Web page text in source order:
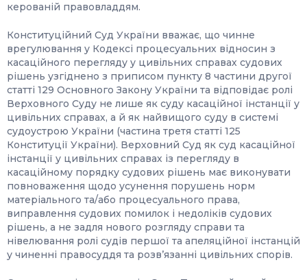
керованій правовладдям.
Конституційний Суд України вважає, що чинне
врегулювання у Кодексі процесуальних відносин з
касаційного перегляду у цивільних справах судових
рішень узгіднено з приписом пункту 8 частини другої
статті 129 Основного Закону України та відповідає ролі
Верховного Суду не лише як суду касаційної інстанції у
цивільних справах, а й як найвищого суду в системі
судоустрою України (частина третя статті 125
Конституції України). Верховний Суд як суд касаційної
інстанції у цивільних справах із перегляду в
касаційному порядку судових рішень має виконувати
повноваження щодо усунення порушень норм
матеріального та/або процесуального права,
виправлення судових помилок і недоліків судових
рішень, а не задля нового розгляду справи та
нівелювання ролі судів першої та апеляційної інстанцій
у чиненні правосуддя та розвʼязанні цивільних спорів.